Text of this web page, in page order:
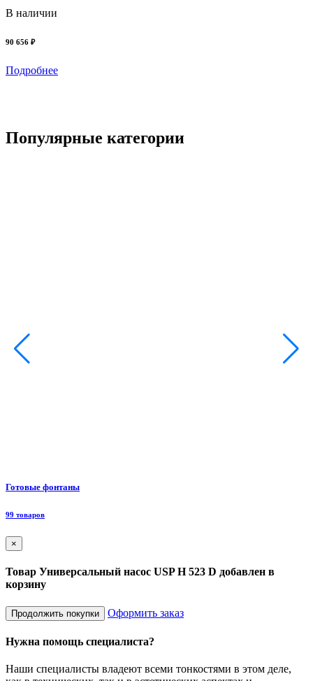
В наличии
90 656 ₽
Подробнее
Популярные категории
Готовые фонтаны
99 товаров
×
Товар Универсальный насос USP H 523 D добавлен в
корзину
Продолжить покупки Оформить заказ
Нужна помощь специалиста?
Наши специалисты владеют всеми тонкостями в этом деле,